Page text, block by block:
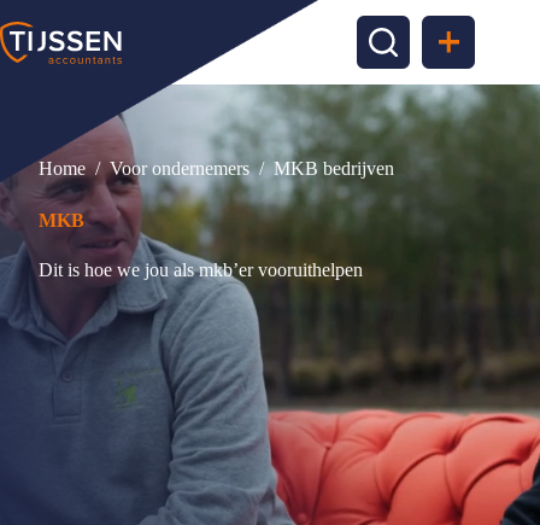
naar
de
Home / Voor ondernemers / MKB bedrijven
MKB
Dit is hoe we jou als mkb’er vooruithelpen